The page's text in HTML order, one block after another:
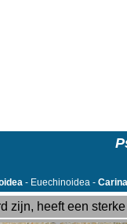
- Euechinoidea -
zijn, heeft een